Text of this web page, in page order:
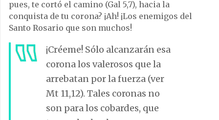
pues, te cortó el camino (Gal 5,7), hacia la
conquista de tu corona? ¡Ah! ¡Los enemigos del
Santo Rosario que son muchos!
¡Créeme! Sólo alcanzarán esa
corona los valerosos que la
arrebatan por la fuerza (ver
Mt 11,12). Tales coronas no
son para los cobardes, que